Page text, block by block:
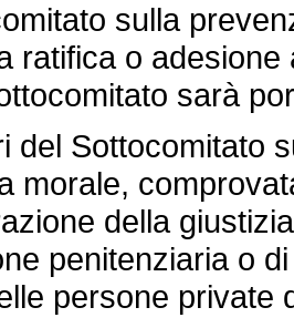
sulla
ratifica o
sarà
Sottocomitato
morale,
della
penitenziaria o
persone private